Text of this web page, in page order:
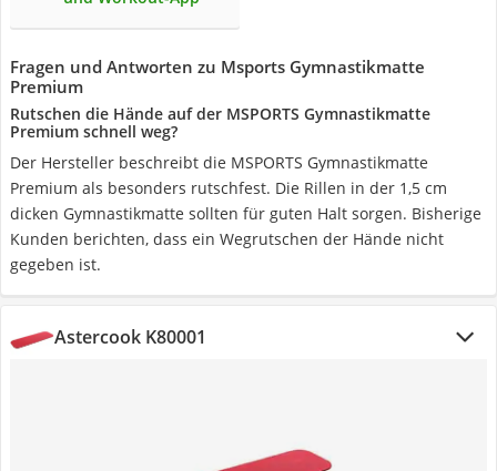
Fragen und Antworten zu Msports Gymnastikmatte
Premium
Rutschen die Hände auf der MSPORTS Gymnastikmatte
Premium schnell weg?
Der Hersteller beschreibt die MSPORTS Gymnastikmatte
Premium als besonders rutschfest. Die Rillen in der 1,5 cm
dicken Gymnastikmatte sollten für guten Halt sorgen. Bisherige
Kunden berichten, dass ein Wegrutschen der Hände nicht
gegeben ist.
Astercook K80001